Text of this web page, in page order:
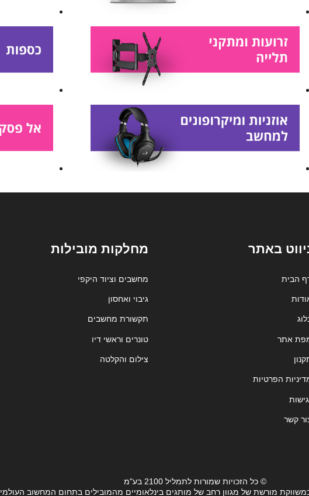
באתר
הבית
אתר
הפרטיות
קשר
מחלקות מובילות
מחשבים וציוד היקפי
גיבוי ואחסון
תקשורת מחשבים
טונרים וראשי דיו
צילום והקלטה
© כל הזכויות שמורות לתמליל 2100 בע"מ
מורשת של מגוון רחב של מותגים בינלאומיים מהמובילים בתחום המחשוב העולמי